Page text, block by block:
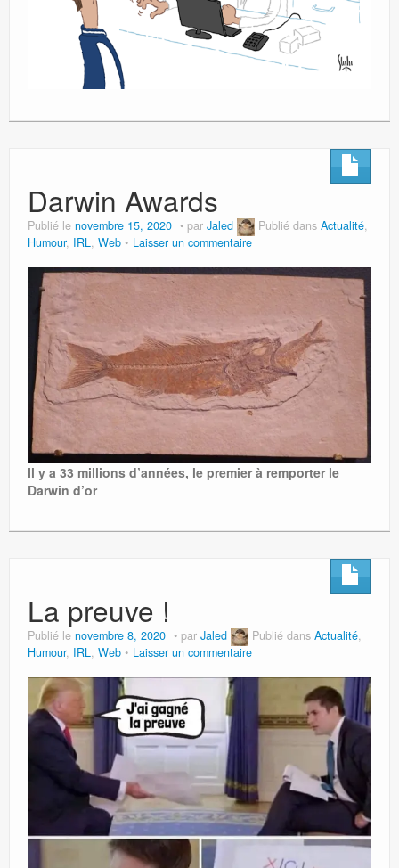
Darwin Awards
Publié le novembre 15, 2020 par Jaled Publié dans Actualité,
Humour, IRL, Web Laisser un commentaire
Il y a 33 millions d’années, le premier à remporter le
Darwin d’or
La preuve !
Publié le novembre 8, 2020 par Jaled Publié dans Actualité,
Humour, IRL, Web Laisser un commentaire